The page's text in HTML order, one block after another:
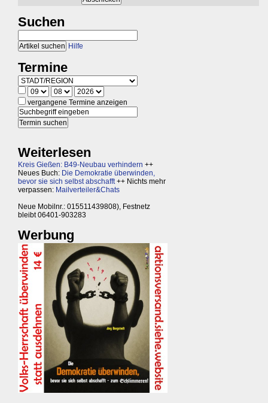
Suchen
Hilfe
Termine
vergangene Termine anzeigen
Weiterlesen
Kreis Gießen: B49-Neubau verhindern ++
Neues Buch: Die Demokratie überwinden,
bevor sie sich selbst abschafft++ Nichts mehr
verpassen: Mailverteiler&Chats
Neue Mobilnr.: 015511439808), Festnetz
bleibt 06401-903283
Werbung